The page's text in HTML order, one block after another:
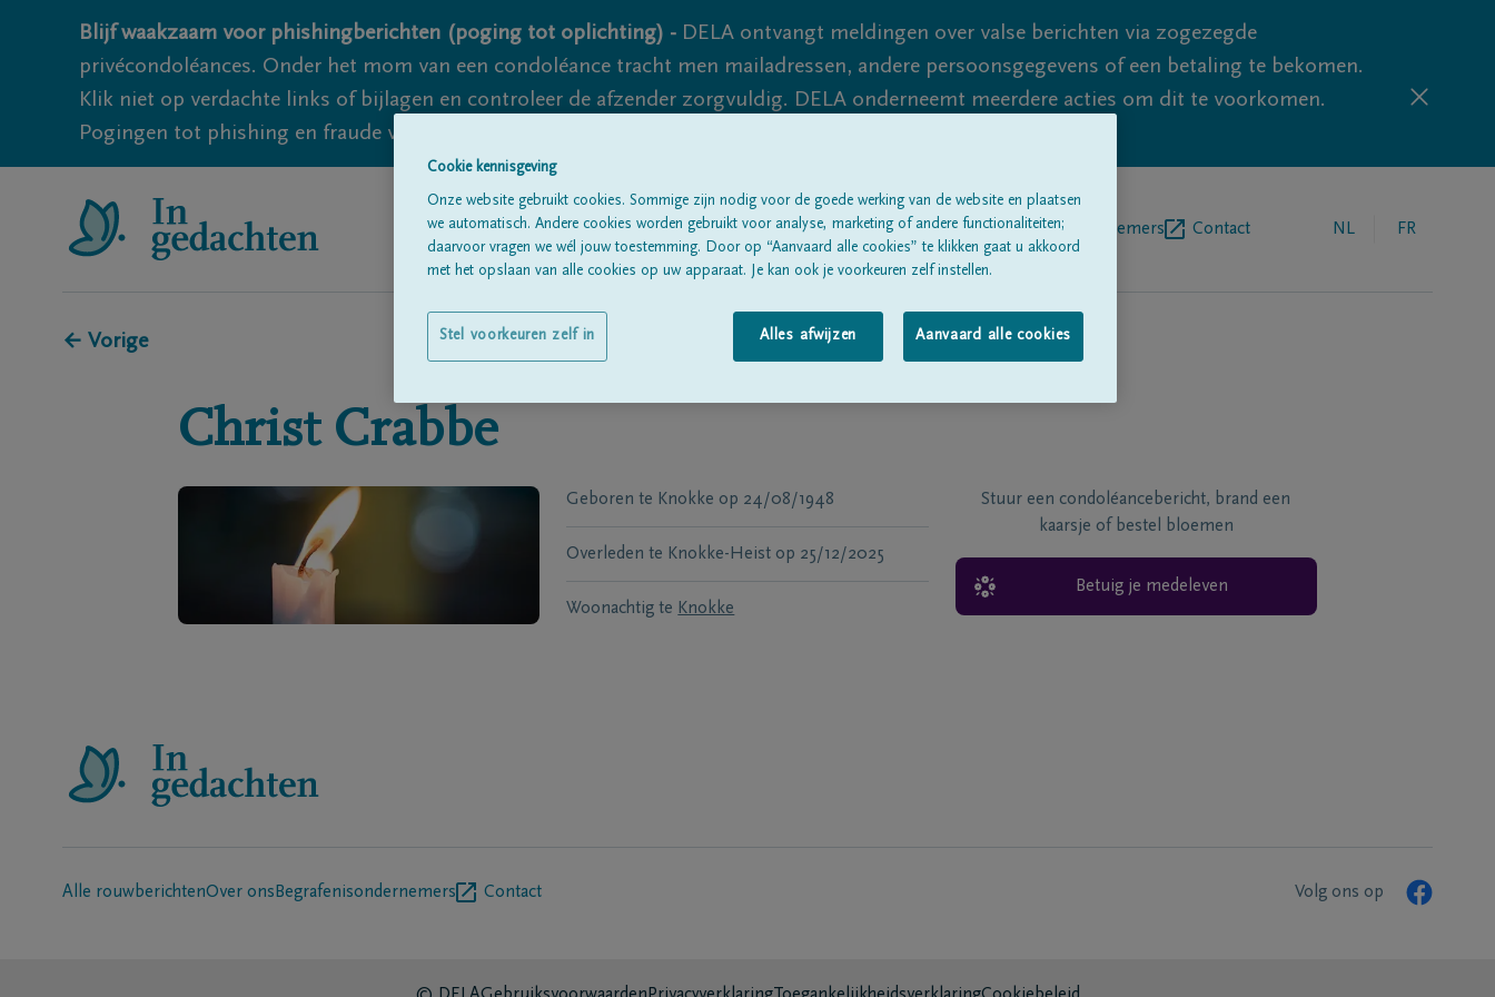
Blijf waakzaam voor phishingberichten (poging tot oplichting) - DELA ontvangt meldingen over valse berichten via zogezegde
privécondoléances. Onder het mom van een condoléance tracht men mailadressen, andere persoonsgegevens of een betaling te bekomen.
Klik niet op verdachte links of bijlagen en controleer de afzender zorgvuldig. DELA onderneemt meerdere acties om dit te voorkomen.
Pogingen tot phishing en fraude vallen echter nooit volledig uit te sluiten, dus blijf waakzaam.
Alle rouwberichten Over onsBegrafenisondernemers Contact NL FR
← Vorige
Christ Crabbe
Geboren te Knokke op 24/08/1948
Overleden te Knokke-Heist op 25/12/2025
Woonachtig te Knokke
Stuur een condoléancebericht, brand een
kaarsje of bestel bloemen
Betuig je medeleven
Alle rouwberichtenOver ons Begrafenisondernemers Contact Volg ons op
Cookie kennisgeving
Onze website gebruikt cookies. Sommige zijn nodig voor de goede werking van de website en plaatsen
we automatisch. Andere cookies worden gebruikt voor analyse, marketing of andere functionaliteiten;
daarvoor vragen we wél jouw toestemming. Door op “Aanvaard alle cookies” te klikken gaat u akkoord
met het opslaan van alle cookies op uw apparaat. Je kan ook je voorkeuren zelf instellen.
Alles afwijzen Aanvaard alle cookies
Stel voorkeuren zelf in